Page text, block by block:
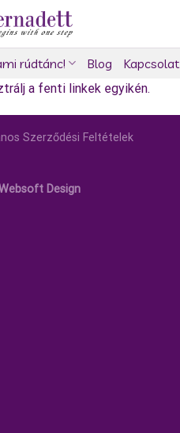
rúdtánc! Blog Kapcsolat
a fenti linkek egyikén.
Szerződési Feltételek
Design